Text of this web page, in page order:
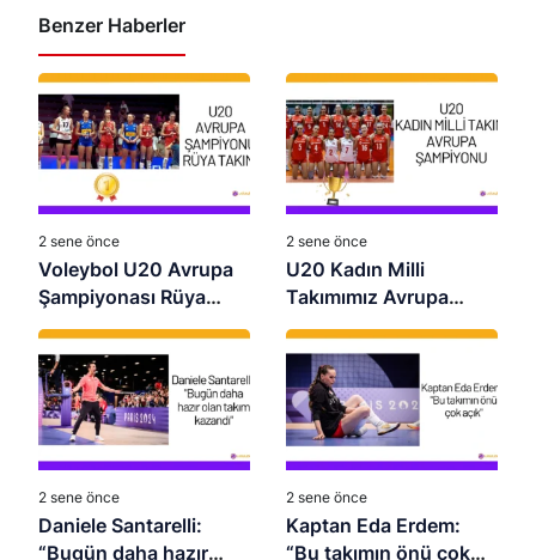
Benzer Haberler
2 sene önce
Voleybol U20 Avrupa
Şampiyonası Rüya
Takımı
2 sene önce
U20 Kadın Milli
Takımımız Avrupa
Şampiyonu Oldu:
Namağlup Zafer!
2 sene önce
Daniele Santarelli:
“Bugün daha hazır
2 sene önce
Kaptan Eda Erdem:
“Bu takımın önü çok